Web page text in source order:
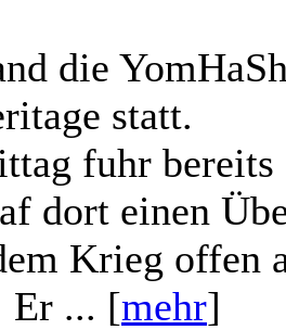
die
statt.
fuhr
dort einen
Krieg offen
Er ... [mehr]